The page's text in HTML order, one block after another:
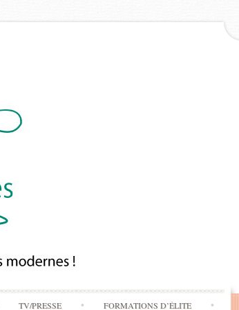
TV/PRESSE FORMATIONS D’ÉLITE